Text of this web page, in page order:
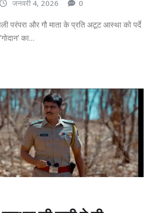
जनवरी 4, 2026 0
परंपरा और गौ माता के प्रति अटूट आस्था को पर्दे
का…